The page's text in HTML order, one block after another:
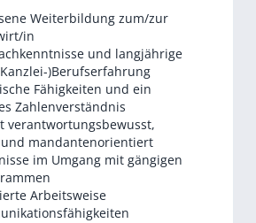
Weiterbildung zum/zur
in
und langjährige
)Berufserfahrung
Fähigkeiten und ein
Zahlenverständnis
verantwortungsbewusst,
mandantenorientiert
im Umgang mit gängigen
Arbeitsweise